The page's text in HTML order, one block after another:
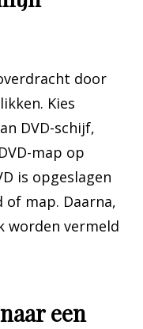
door
Kies
DVD-schijf,
map op
is opgeslagen
of map. Daarna,
worden vermeld
een